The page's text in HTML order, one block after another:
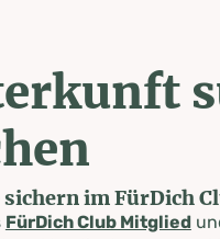
im FürDich
FürDich Club Mitglied